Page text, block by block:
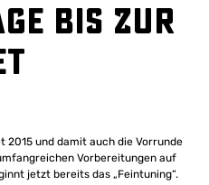
bis zur
2015 und damit auch die Vorrunde
Vorbereitungen auf
jetzt bereits das „Feintuning“.